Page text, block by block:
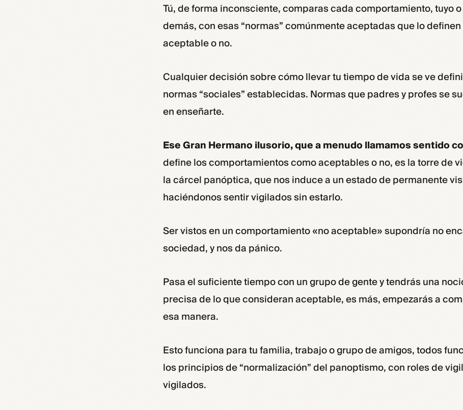
Tú, de forma inconsciente, comparas cada comportamiento, tuyo
demás, con esas “normas” comúnmente aceptadas que lo
aceptable o no.
Cualquier decisión sobre cómo llevar tu tiempo de vida se ve
normas “sociales” establecidas. Normas que padres y profes se
en enseñarte.
Ese Gran Hermano ilusorio, que a menudo llamamos sentido
define los comportamientos como aceptables o no, es la torre de
la cárcel panóptica, que nos induce a un estado de permanente
haciéndonos sentir vigilados sin estarlo.
Ser vistos en un comportamiento «no aceptable» supondría no
sociedad, y nos da pánico.
Pasa el suficiente tiempo con un grupo de gente y tendrás una
precisa de lo que consideran aceptable, es más, empezarás a
esa manera.
Esto funciona para tu familia, trabajo o grupo de amigos, todos
los principios de “normalización” del panoptismo, con roles de
vigilados.